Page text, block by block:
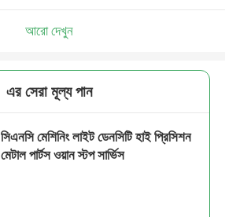
আরো দেখুন
এর সেরা মূল্য পান
সিএনসি মেশিনিং লাইট ডেনসিটি হাই প্রিসিশন
মেটাল পার্টস ওয়ান স্টপ সার্ভিস